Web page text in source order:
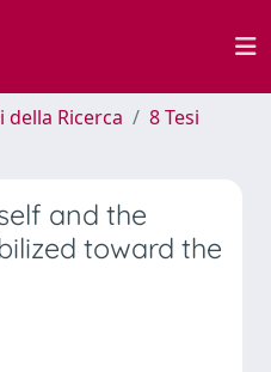
Ricerca
8 Tesi
and the
toward the